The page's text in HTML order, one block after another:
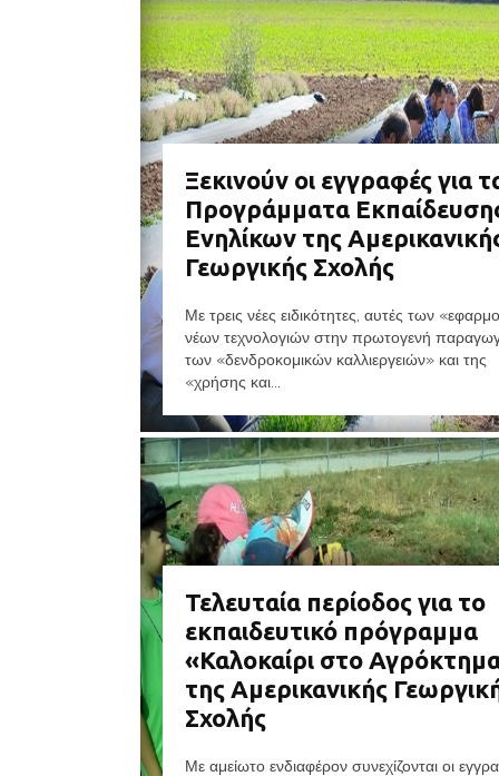
Ξεκινούν οι εγγραφές για
Προγράμματα
Ενηλίκων της
Γεωργικής Σχολής
Με τρεις νέες ειδικότητες, αυτές των
νέων τεχνολογιών στην πρωτογενή
των «δενδροκομικών καλλιεργειών» και της
«χρήσης και...
Τελευταία περίοδος για το
εκπαιδευτικό πρόγραμμα
«Καλοκαίρι στο
της Αμερικανικής
Σχολής
Με αμείωτο ενδιαφέρον συνεχίζονται οι